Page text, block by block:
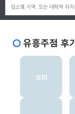
유흥주점 후
오피